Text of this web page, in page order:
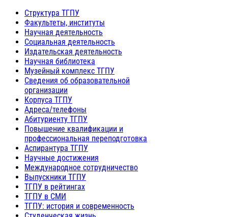
Структура ТГПУ
Факультеты, институты
Научная деятельность
Социальная деятельность
Издательская деятельность
Научная библиотека
Музейный комплекс ТГПУ
Сведения об образовательной
организации
Корпуса ТГПУ
Адреса/телефоны
Абитуриенту ТГПУ
Повышение квалификации и
профессиональная переподготовка
Аспирантура ТГПУ
Научные достижения
Международное сотрудничество
Выпускники ТГПУ
ТГПУ в рейтингах
ТГПУ в СМИ
ТГПУ: история и современность